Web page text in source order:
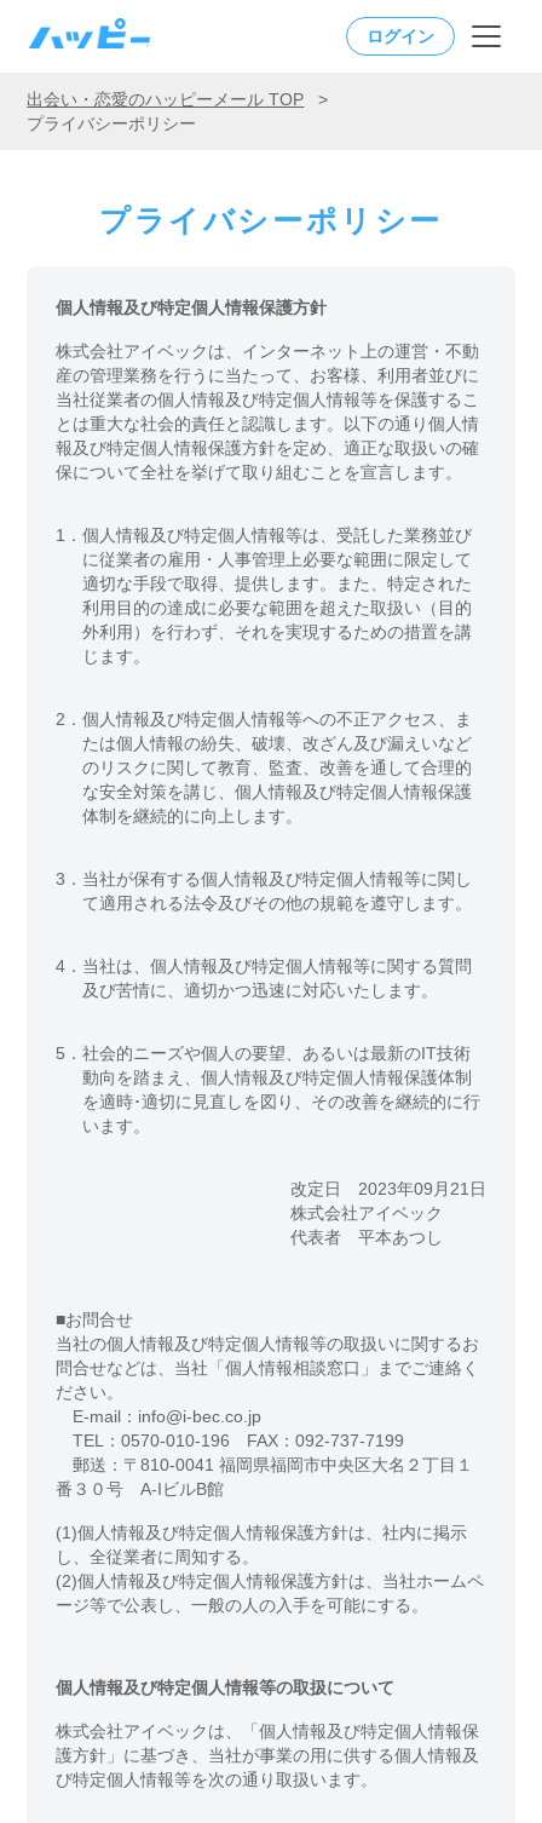
ログイン
出会い・恋愛のハッピーメール TOP
>
プライバシーポリシー
プライバシーポリシー
個人情報及び特定個人情報保護方針
株式会社アイベックは、インターネット上の運営・不動
産の管理業務を行うに当たって、お客様、利用者並びに
当社従業者の個人情報及び特定個人情報等を保護するこ
とは重大な社会的責任と認識します。以下の通り個人情
報及び特定個人情報保護方針を定め、適正な取扱いの確
保について全社を挙げて取り組むことを宣言します。
1．個人情報及び特定個人情報等は、受託した業務並び
に従業者の雇用・人事管理上必要な範囲に限定して
適切な手段で取得、提供します。また、特定された
利用目的の達成に必要な範囲を超えた取扱い（目的
外利用）を行わず、それを実現するための措置を講
じます。
2．個人情報及び特定個人情報等への不正アクセス、ま
たは個人情報の紛失、破壊、改ざん及び漏えいなど
のリスクに関して教育、監査、改善を通して合理的
な安全対策を講じ、個人情報及び特定個人情報保護
体制を継続的に向上します。
3． 当社が保有する個人情報及び特定個人情報等に関し
て適用される法令及びその他の規範を遵守します。
4． 当社は、個人情報及び特定個人情報等に関する質問
及び苦情に、適切かつ迅速に対応いたします。
5．社会的ニーズや個人の要望、あるいは最新のIT技術
動向を踏まえ、個人情報及び特定個人情報保護体制
を適時･適切に見直しを図り、その改善を継続的に行
います。
改定日 2023年09月21日
株式会社アイベック
代表者 平本あつし
■お問合せ
当社の個人情報及び特定個人情報等の取扱いに関するお
問合せなどは、当社「個人情報相談窓口」までご連絡く
ださい。
E-mail：info@i-bec.co.jp
TEL：0570-010-196 FAX：092-737-7199
郵送：〒810-0041 福岡県福岡市中央区大名２丁目１
番３０号 A-IビルB館
(1)個人情報及び特定個人情報保護方針は、社内に掲示
し、全従業者に周知する。
(2)個人情報及び特定個人情報保護方針は、当社ホームペ
ージ等で公表し、一般の人の入手を可能にする。
個人情報及び特定個人情報等の取扱について
株式会社アイベックは、「個人情報及び特定個人情報保
護方針」に基づき、当社が事業の用に供する個人情報及
び特定個人情報等を次の通り取扱います。